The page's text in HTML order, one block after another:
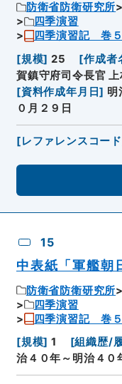
防衛省防衛研究所
四季演習
四季演習記 巻
[規模] 25 [作成者
賀鎮守府司令長官
[資料作成年月日] 明
０月２９日
[レファレンスコード
15
中表紙「軍艦朝
防衛省防衛研究所
四季演習
四季演習記 巻
[規模] 1 [組織歴/
治４０年～明治４０